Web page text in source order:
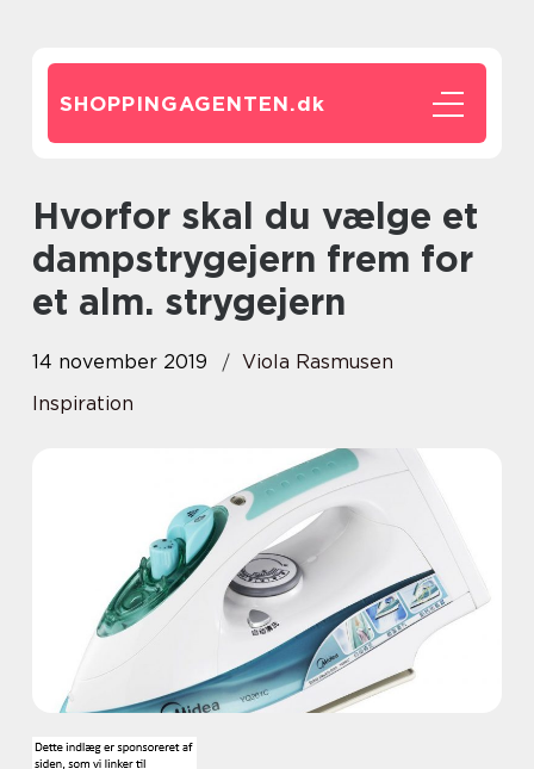
SHOPPINGAGENTEN.dk
Hvorfor skal du vælge et
dampstrygejern frem for
et alm. strygejern
14 november 2019
Viola Rasmusen
Inspiration